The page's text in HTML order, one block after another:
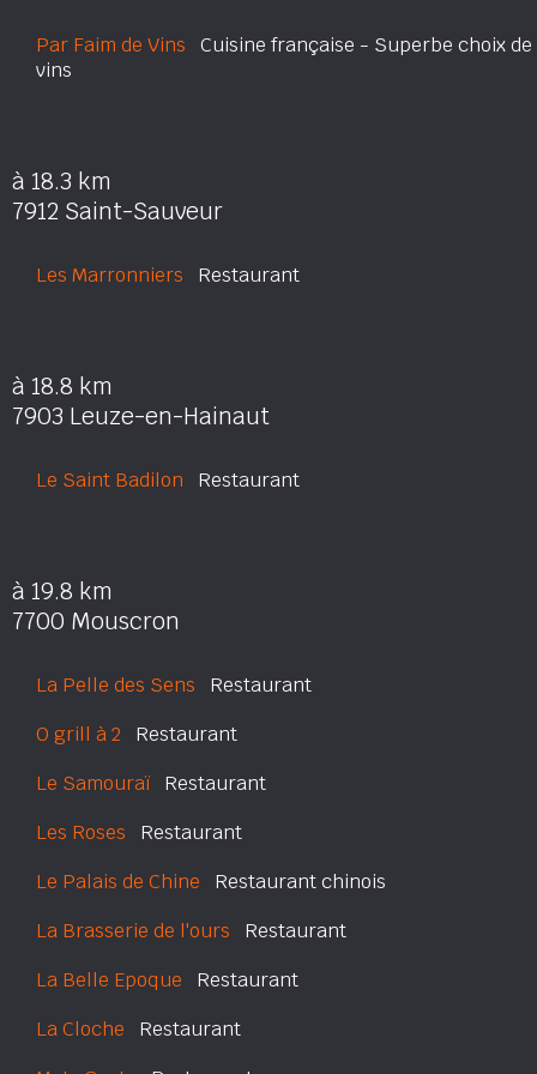
Par Faim de Vins Cuisine française - Superbe choix de
vins
à 18.3 km
7912 Saint-Sauveur
Les Marronniers Restaurant
à 18.8 km
7903 Leuze-en-Hainaut
Le Saint Badilon Restaurant
à 19.8 km
7700 Mouscron
La Pelle des Sens Restaurant
O grill à 2 Restaurant
Le Samouraï Restaurant
Les Roses Restaurant
Le Palais de Chine Restaurant chinois
La Brasserie de l'ours Restaurant
La Belle Epoque Restaurant
La Cloche Restaurant